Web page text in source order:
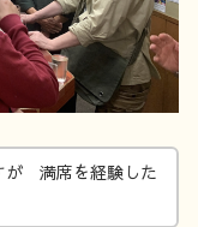
が 満席を経験した